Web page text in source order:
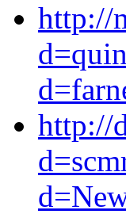
http://
http://